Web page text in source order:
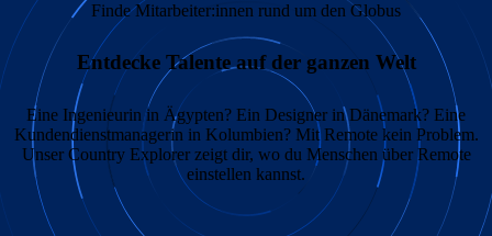
Finde Mitarbeiter:innen rund um den Globus
Entdecke Talente auf der ganzen Welt
Eine Ingenieurin in Ägypten? Ein Designer in Dänemark? Eine
Kundendienstmanagerin in Kolumbien? Mit Remote kein Problem.
Unser Country Explorer zeigt dir, wo du Menschen über Remote
einstellen kannst.